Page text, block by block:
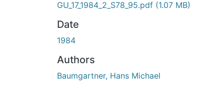
GU_17_1984_2_S78_95.pdf (1.07 MB)
Date
1984
Authors
Baumgartner, Hans Michael